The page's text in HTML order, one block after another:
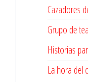
Cazadores
Grupo de
Historias
La hora del